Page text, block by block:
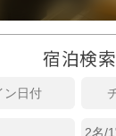
宿泊検索